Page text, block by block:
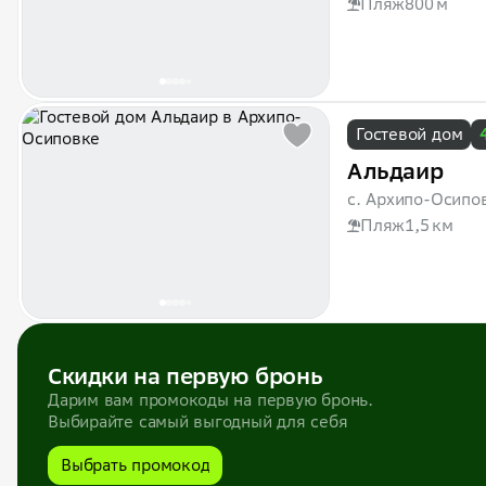
Гостевой дом
Альдаир
с. Архипо-
Пляж1,5 км
Скидки на первую бронь
Дарим вам промокоды на первую бронь.
Выбирайте самый выгодный для себя
Выбрать промокод